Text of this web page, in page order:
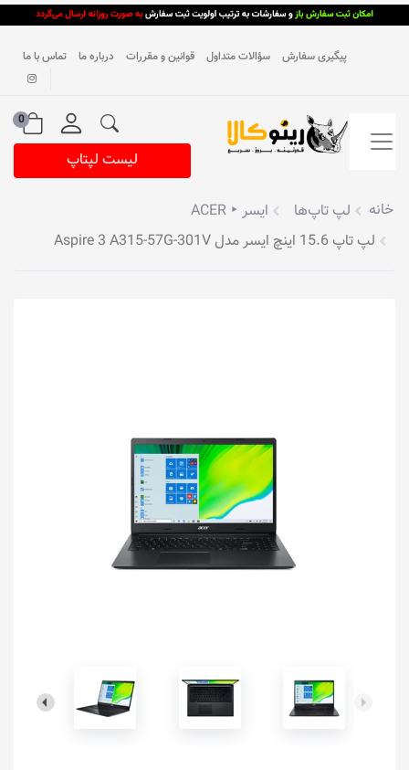
پیگیری سفارش سؤالات متداول قوانین و مقررات درباره ما تماس با ما
0
لیست لپتاپ
خانه لپ تاپ‌ها
ایسر ‣ ACER
لپ تاپ 15.6 اینچ ایسر مدل Aspire 3 A315-57G-301V